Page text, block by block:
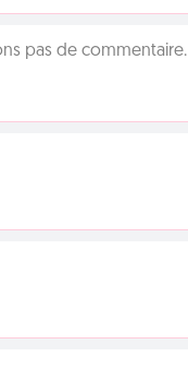
pas de commentaire.